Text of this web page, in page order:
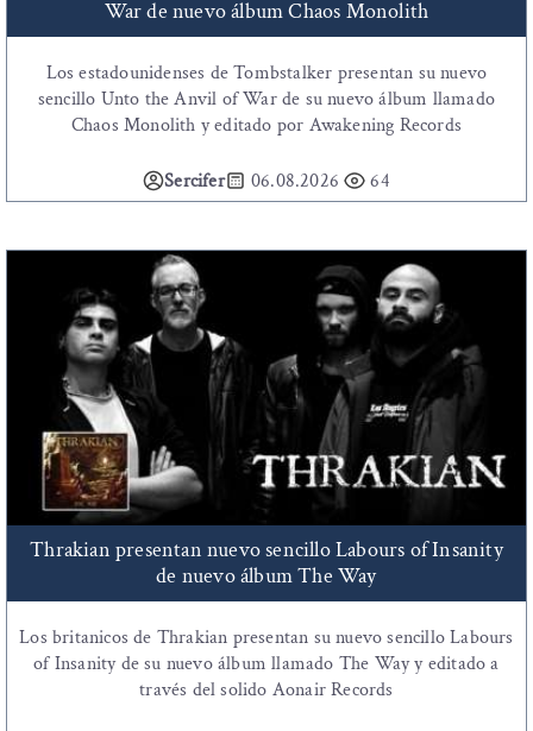
War de nuevo álbum Chaos Monolith
Los estadounidenses de Tombstalker presentan su nuevo
sencillo Unto the Anvil of War de su nuevo álbum llamado
Chaos Monolith y editado por Awakening Records
Sercifer 06.08.2026 64
Thrakian presentan nuevo sencillo Labours of Insanity
de nuevo álbum The Way
Los britanicos de Thrakian presentan su nuevo sencillo Labours
of Insanity de su nuevo álbum llamado The Way y editado a
través del solido Aonair Records